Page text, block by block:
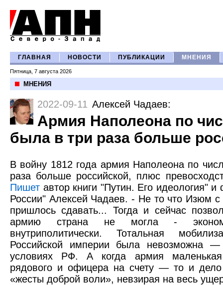
ГЛАВНАЯ НОВОСТИ ПУБЛИКАЦИИ МНЕНИЯ
Пятница, 7 августа 2026
МНЕНИЯ
2022-09-11 Алексей Чадаев:
Армия Наполеона по
была в три раза больше
В войну 1812 года армия Наполеона по
раза больше российской, плюс
Пишет автор книги "Путин. Его идеология"
России" Алексей Чадаев. - Не то что Изюм
пришлось сдавать... Тогда и сейчас
армию страна не могла -
внутриполитически. Тотальная
Российской империи была невозможна
условиях РФ. А когда армия
рядового и офицера на счету — то и дело
«жесты доброй воли», невзирая на весь